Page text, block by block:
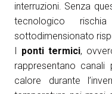
interruzioni. Senza
tecnologico
sottodimensionato
I ponti termici,
rappresentano canali
calore durante